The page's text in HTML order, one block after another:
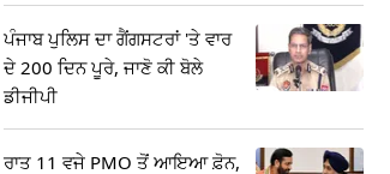
ਪੰਜਾਬ ਪੁਲਿਸ ਦਾ ਗੈਂਗਸਟਰਾਂ 'ਤੇ ਵਾਰ
ਦੇ 200 ਦਿਨ ਪੂਰੇ, ਜਾਣੋ ਕੀ ਬੋਲੇ
ਡੀਜੀਪੀ
ਰਾਤ 11 ਵਜੇ PMO ਤੋਂ ਆਇਆ ਫ਼ੋਨ,